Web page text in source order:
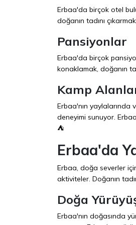
Erbaa'da birçok otel
doğanın tadını
Pansiyonlar
Erbaa'da birçok
konaklamak, doğanın
Kamp
Erbaa'nın yaylalarında
deneyimi sunuyor.
⛺
Erbaa'da
Erbaa, doğa severler
aktiviteler. Doğanın
Doğa
Erbaa'nın doğasında